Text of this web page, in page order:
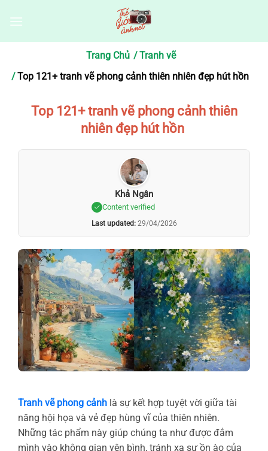
qua
Trang Chủ
Tranh vẽ
Top 121+ tranh vẽ phong cảnh thiên nhiên đẹp hút hồn
Top 121+ tranh vẽ phong cảnh thiên
nhiên đẹp hút hồn
Khả Ngân
Content verified
Last updated:29/04/2026
Tranh vẽ phong cảnhlà sự kết hợp tuyệt vời giữa tài
năng hội họa và vẻ đẹp hùng vĩ của thiên nhiên.
Những tác phẩm này giúp chúng ta như được đắm
mình vào không gian yên bình, tránh xa sự ồn ào của